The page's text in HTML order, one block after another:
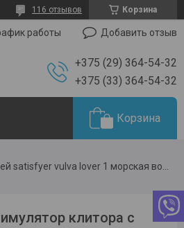
Корзина
116 отзывов
работы Добавить отзыв
+375 (29) 364-54-32
+375 (33) 364-54-32
Корзина
Вакуумно-волновой стимулятор клитора с вибрацией satisfyer vulva lover 1 морская волна
клитора с